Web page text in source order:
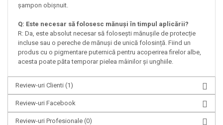
șampon obișnuit.
Q: Este necesar să folosesc mănuși în timpul aplicării?
R: Da, este absolut necesar să folosești mănușile de protecție
incluse sau o pereche de mănuși de unică folosință. Fiind un
produs cu o pigmentare puternică pentru acoperirea firelor albe,
acesta poate păta temporar pielea mâinilor și unghiile.
Review-uri Clienti (1)
Review-uri Facebook
Review-uri Profesionale (0)